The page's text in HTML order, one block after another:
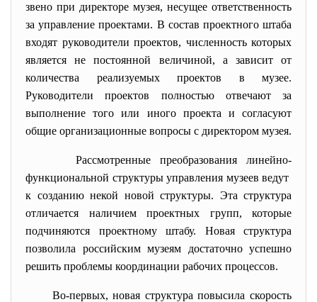
звено при директоре музея, несущее ответственность
за управление проектами. В состав проектного штаба
входят руководители проектов, численность которых
является не постоянной величиной, а зависит от
количества реализуемых проектов в музее.
Руководители проектов полностью отвечают за
выполнение того или иного проекта и согласуют
общие организационные вопросы с директором музея.
Рассмотренные преобразования линейно-
функциональной структуры управления музеев ведут
к созданию некой новой структуры. Эта структура
отличается наличием проектных групп, которые
подчиняются проектному штабу. Новая структура
позволила российским музеям достаточно успешно
решить проблемы координации рабочих процессов.
Во-первых, новая структура повысила скорость